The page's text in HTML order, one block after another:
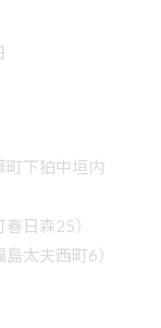
町下狛中垣内
日森25）
太夫西町6）